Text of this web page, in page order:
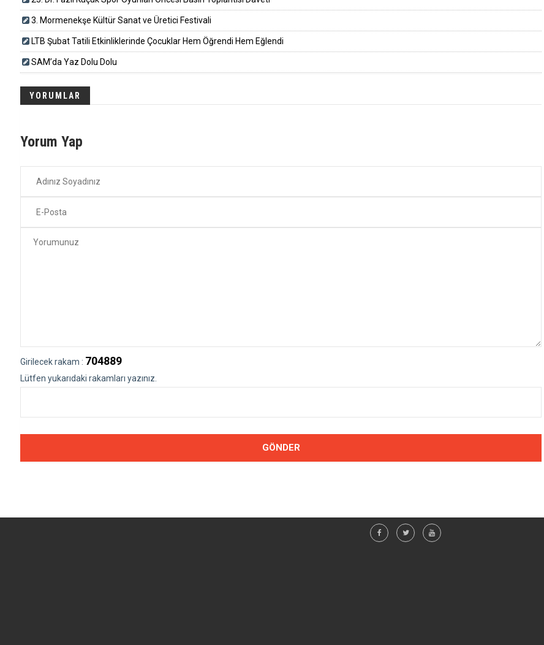
3. Mormenekşe Kültür Sanat ve Üretici Festivali
LTB Şubat Tatili Etkinliklerinde Çocuklar Hem Öğrendi Hem Eğlendi
SAM’da Yaz Dolu Dolu
YORUMLAR
Yorum Yap
Girilecek rakam : 704889
Lütfen yukarıdaki rakamları yazınız.